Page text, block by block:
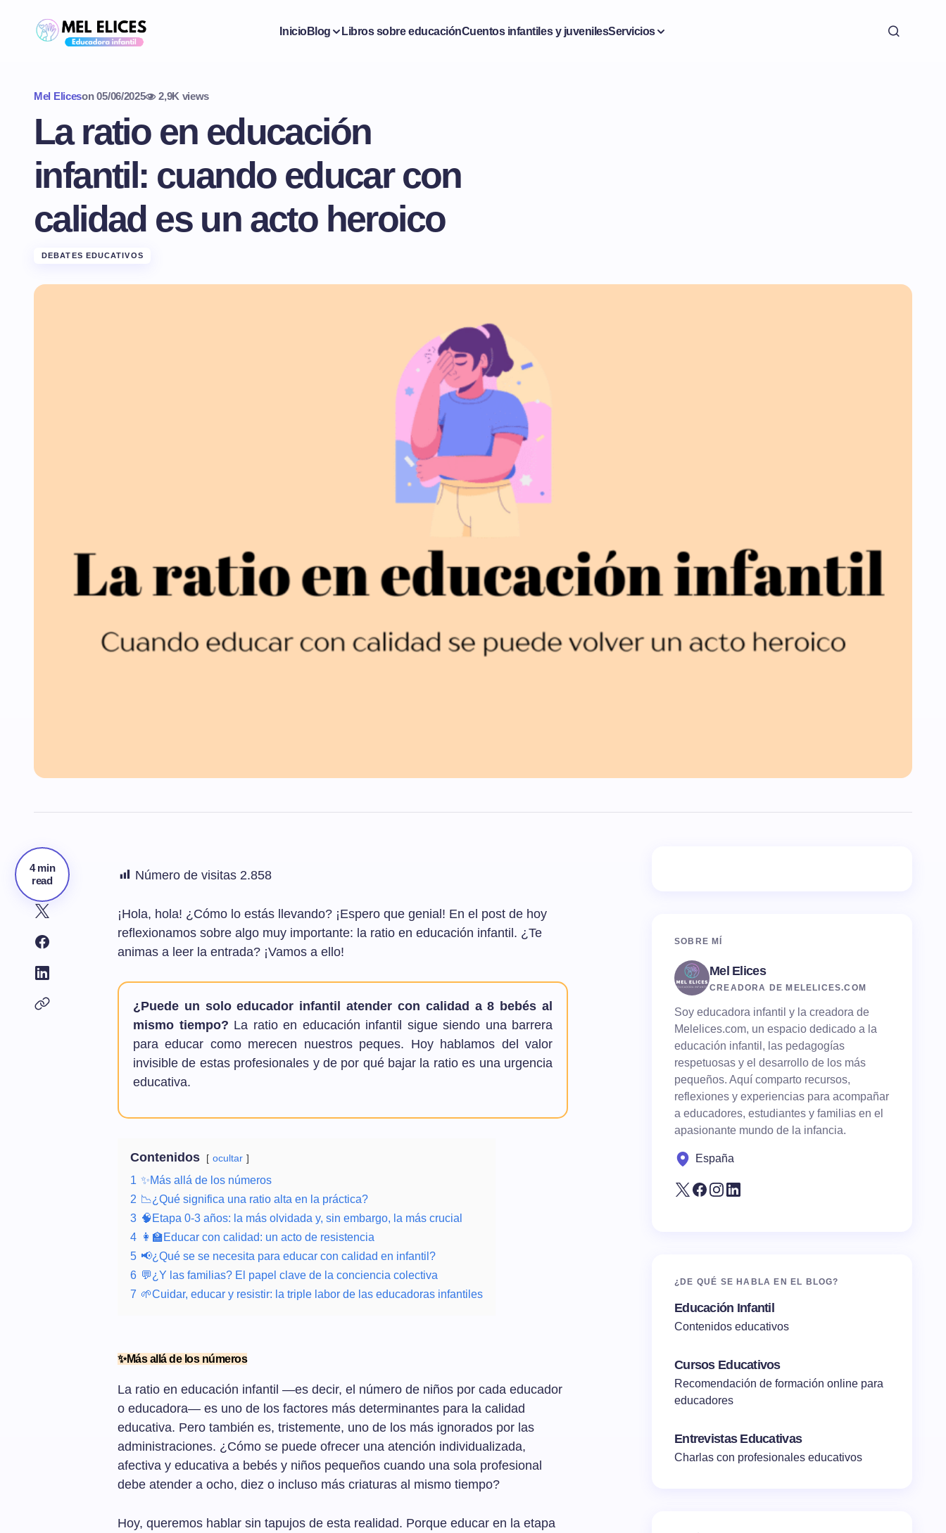
InicioBlog Libros sobre educaciónCuentos infantiles y juvenilesServicios
Mel Eliceson 05/06/2025 2,9K views
La ratio en educación
infantil: cuando educar con
calidad es un acto heroico
DEBATES EDUCATIVOS
4 min
read
Número de visitas 2.858
¡Hola, hola! ¿Cómo lo estás llevando? ¡Espero que genial! En el post de hoy
reflexionamos sobre algo muy importante: la ratio en educación infantil. ¿Te
animas a leer la entrada? ¡Vamos a ello!
¿Puede un solo educador infantil atender con calidad a 8 bebés al
mismo tiempo? La ratio en educación infantil sigue siendo una barrera
para educar como merecen nuestros peques. Hoy hablamos del valor
invisible de estas profesionales y de por qué bajar la ratio es una urgencia
educativa.
Contenidos ocultar
1 ✨Más allá de los números
2 📉¿Qué significa una ratio alta en la práctica?
3 🧠Etapa 0-3 años: la más olvidada y, sin embargo, la más crucial
4 👩‍🏫Educar con calidad: un acto de resistencia
5 📢¿Qué se se necesita para educar con calidad en infantil?
6 💬¿Y las familias? El papel clave de la conciencia colectiva
7 🌱Cuidar, educar y resistir: la triple labor de las educadoras infantiles
✨Más allá de los números
La ratio en educación infantil —es decir, el número de niños por cada educador
o educadora— es uno de los factores más determinantes para la calidad
educativa. Pero también es, tristemente, uno de los más ignorados por las
administraciones. ¿Cómo se puede ofrecer una atención individualizada,
afectiva y educativa a bebés y niños pequeños cuando una sola profesional
debe atender a ocho, diez o incluso más criaturas al mismo tiempo?
Hoy, queremos hablar sin tapujos de esta realidad. Porque educar en la etapa
SOBRE MÍ
Mel Elices
CREADORA DE MELELICES.COM
Soy educadora infantil y la creadora de
Melelices.com, un espacio dedicado a la
educación infantil, las pedagogías
respetuosas y el desarrollo de los más
pequeños. Aquí comparto recursos,
reflexiones y experiencias para acompañar
a educadores, estudiantes y familias en el
apasionante mundo de la infancia.
España
¿DE QUÉ SE HABLA EN EL BLOG?
Educación Infantil
Contenidos educativos
Cursos Educativos
Recomendación de formación online para
educadores
Entrevistas Educativas
Charlas con profesionales educativos